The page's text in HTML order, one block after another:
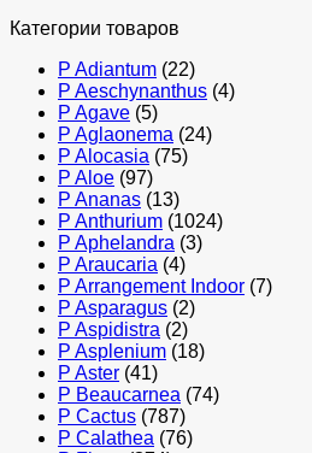
Категории товаров
P Adiantum (22)
P Aeschynanthus (4)
P Agave (5)
P Aglaonema (24)
P Alocasia (75)
P Aloe (97)
P Ananas (13)
P Anthurium (1024)
P Aphelandra (3)
P Araucaria (4)
P Arrangement Indoor (7)
P Asparagus (2)
P Aspidistra (2)
P Asplenium (18)
P Aster (41)
P Beaucarnea (74)
P Cactus (787)
P Calathea (76)